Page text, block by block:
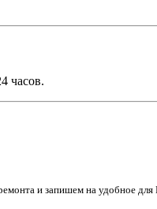
часов.
и запишем на удобное для